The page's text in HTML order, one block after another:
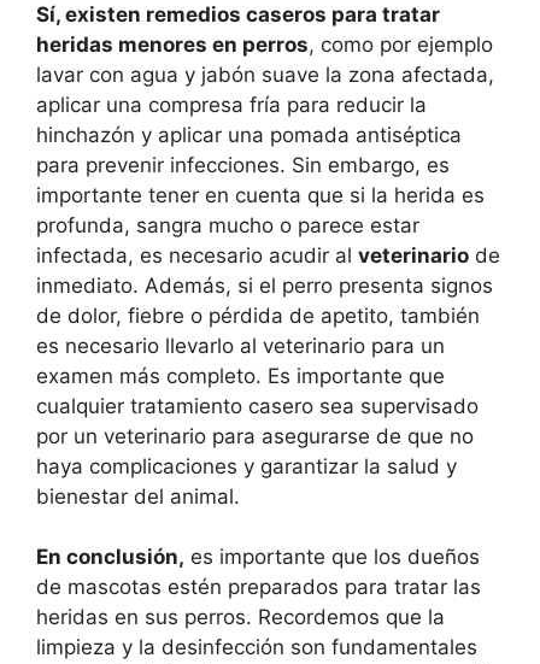
Sí, existen remedios caseros para tratar
heridas menores en perros, como por ejemplo
lavar con agua y jabón suave la zona afectada,
aplicar una compresa fría para reducir la
hinchazón y aplicar una pomada antiséptica
para prevenir infecciones. Sin embargo, es
importante tener en cuenta que si la herida es
profunda, sangra mucho o parece estar
infectada, es necesario acudir al veterinario de
inmediato. Además, si el perro presenta signos
de dolor, fiebre o pérdida de apetito, también
es necesario llevarlo al veterinario para un
examen más completo. Es importante que
cualquier tratamiento casero sea supervisado
por un veterinario para asegurarse de que no
haya complicaciones y garantizar la salud y
bienestar del animal.
En conclusión, es importante que los dueños
de mascotas estén preparados para tratar las
heridas en sus perros. Recordemos que la
limpieza y la desinfección son fundamentales